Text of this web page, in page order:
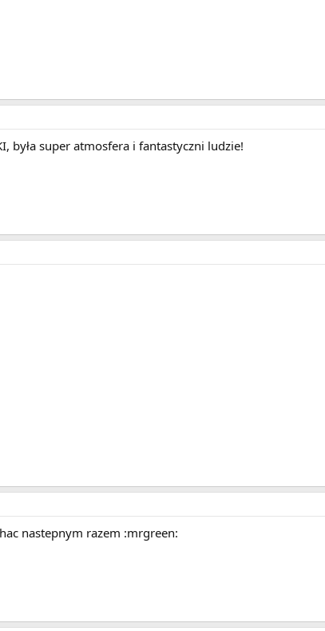
była super atmosfera i fantastyczni ludzie!
nastepnym razem :mrgreen: